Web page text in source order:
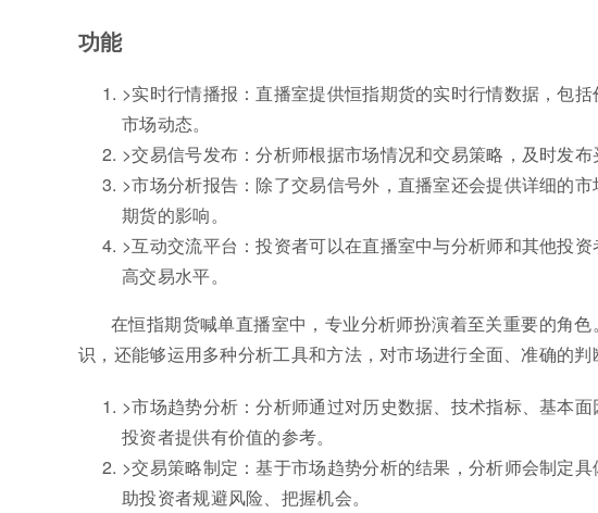
功能
>实时行情播报：直播室提供恒指期货的实时行情数据，包
市场动态。
>交易信号发布：分析师根据市场情况和交易策略，及时发
>市场分析报告：除了交易信号外，直播室还会提供详细的
期货的影响。
>互动交流平台：投资者可以在直播室中与分析师和其他投
高交易水平。
在恒指期货喊单直播室中，专业分析师扮演着至关重要的角
识，还能够运用多种分析工具和方法，对市场进行全面、准确的
>市场趋势分析：分析师通过对历史数据、技术指标、基本
投资者提供有价值的参考。
>交易策略制定：基于市场趋势分析的结果，分析师会制定
助投资者规避风险、把握机会。